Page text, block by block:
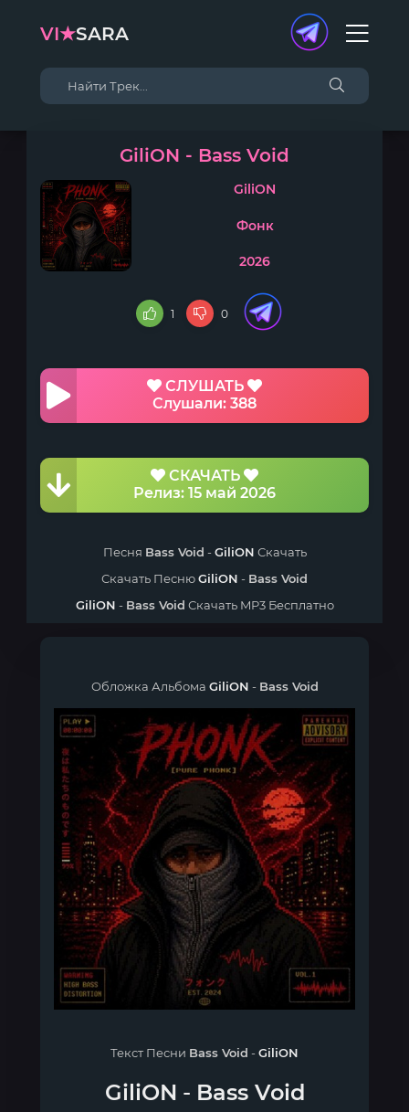
VI★SARA
GiliON - Bass Void
GiliON
Фонк
2026
1 0
СЛУШАТЬ
Слушали: 388
СКАЧАТЬ
Релиз: 15 май 2026
Песня Bass Void -GiliON Скачать
Скачать ПеснюGiliON - Bass Void
GiliON - Bass Void Скачать MP3 Бесплатно
Обложка Альбома GiliON - Bass Void
Текст Песни Bass Void -GiliON
GiliON - Bass Void